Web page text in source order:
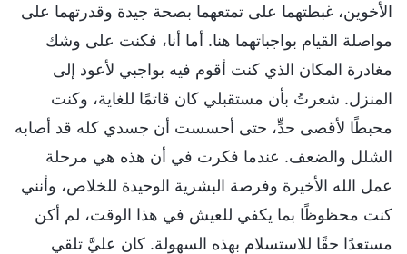
الأخوين، غبطتهما على تمتعهما بصحة جيدة وقدرتهما على
مواصلة القيام بواجباتهما هنا. أما أنا، فكنت على وشك
مغادرة المكان الذي كنت أقوم فيه بواجبي لأعود إلى
المنزل. شعرتُ بأن مستقبلي كان قاتمًا للغاية، وكنت
محبطًا لأقصى حدٍّ، حتى أحسست أن جسدي كله قد أصابه
الشلل والضعف. عندما فكرت في أن هذه هي مرحلة
عمل الله الأخيرة وفرصة البشرية الوحيدة للخلاص، وأنني
كنت محظوظًا بما يكفي للعيش في هذا الوقت، لم أكن
مستعدًا حقًا للاستسلام بهذه السهولة. كان عليَّ تلقي